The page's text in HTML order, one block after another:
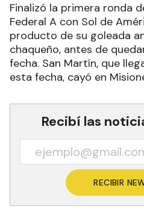
Finalizó la primera ronda
Federal A con Sol de
producto de su goleada
chaqueño, antes de
fecha. San Martín, que
esta fecha, cayó en
Recibí las
RECIBIR